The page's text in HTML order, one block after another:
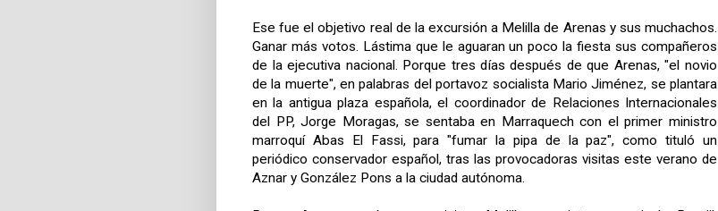
Ese fue el objetivo real de la excursión a Melilla de Arenas y sus muchachos.
Ganar más votos. Lástima que le aguaran un poco la fiesta sus compañeros
de la ejecutiva nacional. Porque tres días después de que Arenas, "el novio
de la muerte", en palabras del portavoz socialista Mario Jiménez, se plantara
en la antigua plaza española, el coordinador de Relaciones Internacionales
del PP, Jorge Moragas, se sentaba en Marraquech con el primer ministro
marroquí Abas El Fassi, para "fumar la pipa de la paz", como tituló un
periódico conservador español, tras las provocadoras visitas este verano de
Aznar y González Pons a la ciudad autónoma.